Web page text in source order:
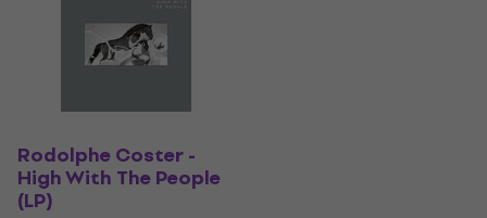
Rodolphe Coster -
High With The People
(LP)